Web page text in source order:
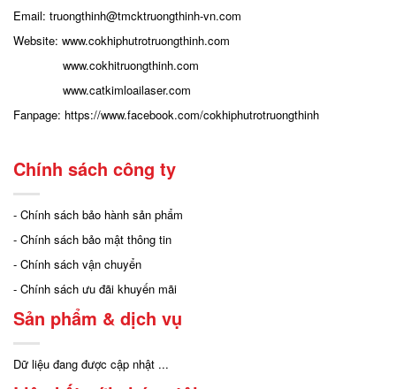
Email: truongthinh@tmcktruongthinh-vn.com
Website: www.cokhiphutrotruongthinh.com
www.cokhitruongthinh.com
www.catkimloailaser.com
Fanpage: https://www.facebook.com/cokhiphutrotruongthinh
Chính sách công ty
- Chính sách bảo hành sản phẩm
- Chính sách bảo mật thông tin
- Chính sách vận chuyển
- Chính sách ưu đãi khuyến mãi
Sản phẩm & dịch vụ
Dữ liệu đang được cập nhật ...